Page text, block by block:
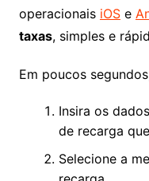
operacionais iOSe
taxas, simples e
Em poucos
Insira os
de recarga
Selecione a